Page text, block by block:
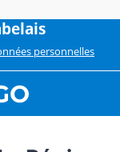
personnelles